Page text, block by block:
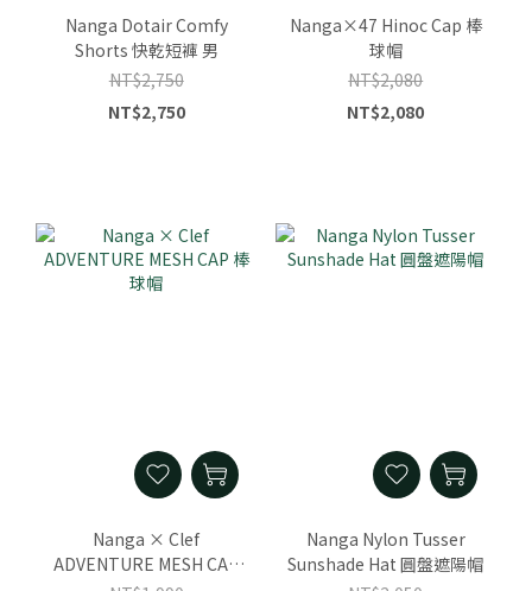
Nanga Dotair Comfy
Shorts 快乾短褲 男
NT$2,750
NT$2,750
Nanga×47 Hinoc Cap 棒
球帽
NT$2,080
NT$2,080
Nanga × Clef
ADVENTURE MESH CAP
Nanga Nylon Tusser
Sunshade Hat 圓盤遮陽帽